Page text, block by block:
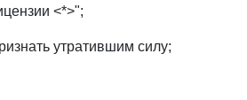
<*>";
утратившим силу;